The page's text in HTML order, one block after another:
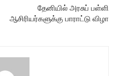
தேனியில் அரசுப் பள்ளி
ஆசிரியர்களுக்கு பாராட்டு விழா